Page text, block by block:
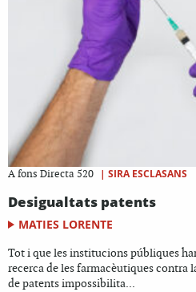
A fons Directa 520 | SIRA ESCLASANS
Desigualtats patents
MATIES LORENTE
Tot i que les institucions públiques
recerca de les farmacèutiques contra
de patents impossibilita...